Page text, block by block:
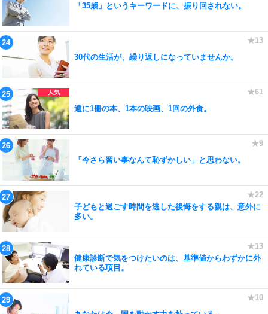
「35歳」というキーワードに、振り回されない。
30代の生活が、繰り返しになっていませんか。
週に1冊の本、1本の映画、1回の外食。
「今さら習い事なんて恥ずかしい」と思わない。
子どもと過ごす時間を逃した後悔をする親は、意外に
多い。
健康診断で気をつけたいのは、基準値からわずかに外
れている項目。